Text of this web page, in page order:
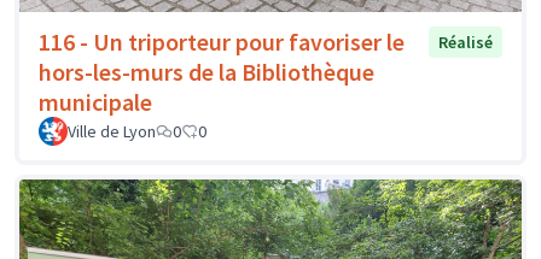
116 - Un triporteur pour favoriser le
hors-les-murs de la Bibliothèque
municipale
Réalisé
Ville de Lyon 0 0